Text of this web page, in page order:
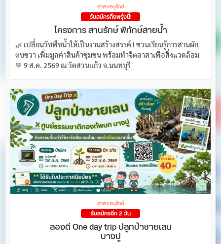
อาสา/อนุรักษ์
รับสมัครถึงพรุ่งนี้!
โครงการ สานรักษ์ พิทักษ์สายน้ำ
🌿 เปลี่ยนวัชพืชน้ำให้เป็นงานสร้างสรรค์ ! ชวนเรียนรู้การสานผัก
ตบชวา เพิ่มมูลค่าสินค้าชุมชน พร้อมทำจิตอาสาเพื่อสิ่งแวดล้อม
💚 9 ส.ค. 2569 ณ วัดสวนแก้ว จ.นนทบุรี
อาสา/อนุรักษ์
รับสมัครอีก 2 วัน
ลองดี One day trip ปลูกป่าชายเลน
บางปู